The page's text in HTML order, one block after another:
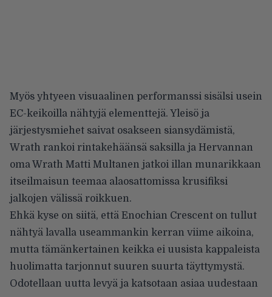
Myös yhtyeen visuaalinen performanssi sisälsi usein
EC-keikoilla nähtyjä elementtejä. Yleisö ja
järjestysmiehet saivat osakseen siansydämistä,
Wrath rankoi rintakehäänsä saksilla ja Hervannan
oma Wrath Matti Multanen jatkoi illan munarikkaan
itseilmaisun teemaa alaosattomissa krusifiksi
jalkojen välissä roikkuen.
Ehkä kyse on siitä, että Enochian Crescent on tullut
nähtyä lavalla useammankin kerran viime aikoina,
mutta tämänkertainen keikka ei uusista kappaleista
huolimatta tarjonnut suuren suurta täyttymystä.
Odotellaan uutta levyä ja katsotaan asiaa uudestaan